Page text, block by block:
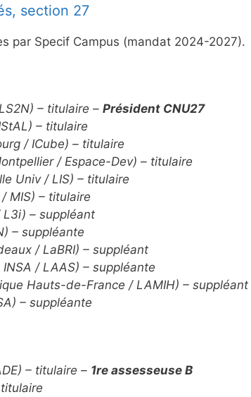
section 27
par Specif Campus (mandat 2024-2027).
– titulaire – Président CNU27
) – titulaire
/ICube) – titulaire
/ Espace-Dev) – titulaire
Univ/ LIS) – titulaire
MIS) – titulaire
L3i) – suppléant
– suppléante
/ LaBRI) – suppléant
/ LAAS) – suppléante
Hauts-de-France / LAMIH) – suppléant
– suppléante
– titulaire – 1re assesseuse B